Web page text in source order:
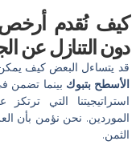
كيف نُقدم
دون التنازل عن
قد يتساءل البعض كيف
الأسطح بتبوك بينما تضمن
استراتيجيتنا التي
الموردين. نحن نؤمن بأن
الثمن.